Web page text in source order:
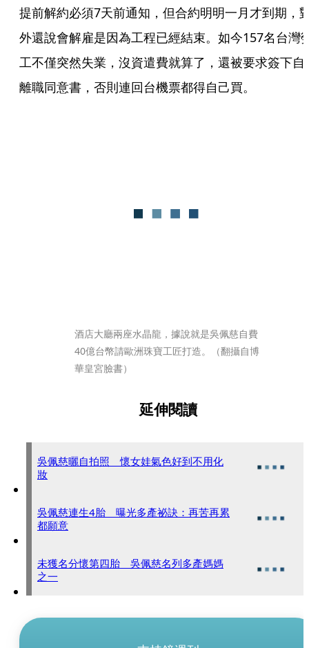
提前解約必須7天前通知，但合約明明一月才到期，
外還說會解雇是因為工程已經結束。如今157名台灣
工不僅突然失業，沒資遣費就算了，還被要求簽下自
離職同意書，否則連回台機票都得自己買。
酒店大廳兩座水晶龍，據說就是吳佩慈自費
40億台幣請歐洲珠寶工匠打造。（翻攝自博
華皇宮臉書）
延伸閱讀
吳佩慈曬自拍照 懷女娃氣色好到不用化
妝
吳佩慈連生4胎 曝光多產祕訣：再苦再累
都願意
未獲名分懷第四胎 吳佩慈名列多產媽媽
之一